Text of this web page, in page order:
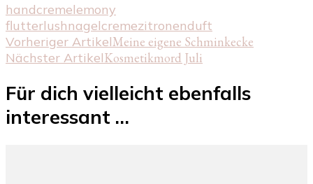
handcremelemony
flutterlushnagelcremezitronenduft
Beitragsnavigation
Vorheriger ArtikelMeine eigene Schminkecke
Nächster ArtikelKosmetikmord Juli
Für dich vielleicht ebenfalls
interessant …